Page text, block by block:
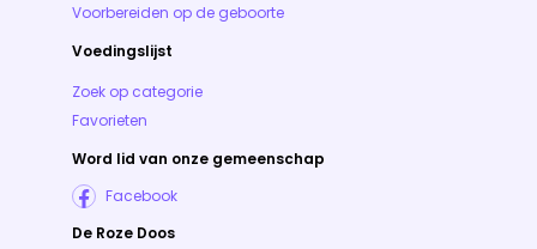
Voorbereiden op de geboorte
Voedingslijst
Zoek op categorie
Favorieten
Word lid van onze gemeenschap
Facebook
De Roze Doos